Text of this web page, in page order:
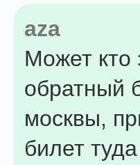
aza
Может кто
обратный
москвы,
билет